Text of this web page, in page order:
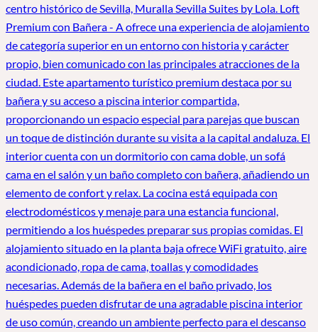
centro histórico de Sevilla, Muralla Sevilla Suites by Lola. Loft
Premium con Bañera - A ofrece una experiencia de alojamiento
de categoría superior en un entorno con historia y carácter
propio, bien comunicado con las principales atracciones de la
ciudad. Este apartamento turístico premium destaca por su
bañera y su acceso a piscina interior compartida,
proporcionando un espacio especial para parejas que buscan
un toque de distinción durante su visita a la capital andaluza. El
interior cuenta con un dormitorio con cama doble, un sofá
cama en el salón y un baño completo con bañera, añadiendo un
elemento de confort y relax. La cocina está equipada con
electrodomésticos y menaje para una estancia funcional,
permitiendo a los huéspedes preparar sus propias comidas. El
alojamiento situado en la planta baja ofrece WiFi gratuito, aire
acondicionado, ropa de cama, toallas y comodidades
necesarias. Además de la bañera en el baño privado, los
huéspedes pueden disfrutar de una agradable piscina interior
de uso común, creando un ambiente perfecto para el descanso